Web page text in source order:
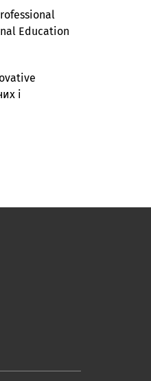
Education
і